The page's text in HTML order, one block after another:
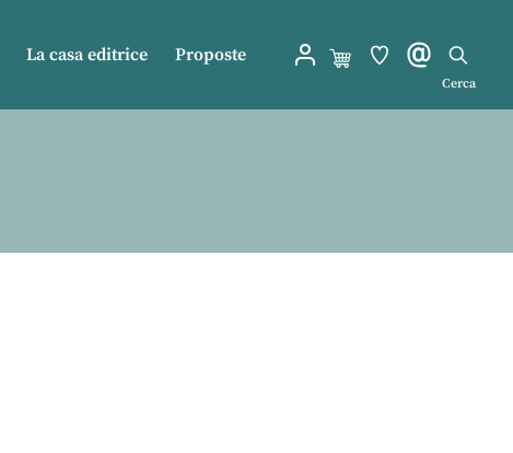
La casa editrice Proposte
Cerca